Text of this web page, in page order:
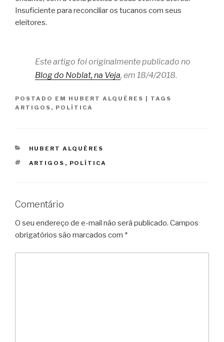
Insuficiente para reconciliar os tucanos com seus
eleitores.
Este artigo foi originalmente publicado no
Blog do Noblat, na Veja, em 18/4/2018.
POSTADO EM HUBERT ALQUÉRES | TAGS
ARTIGOS , POLÍTICA
CATEGORIAS
HUBERT ALQUÉRES
TAGS
ARTIGOS , POLÍTICA
Comentário
O seu endereço de e-mail não será publicado. Campos
obrigatórios são marcados com *